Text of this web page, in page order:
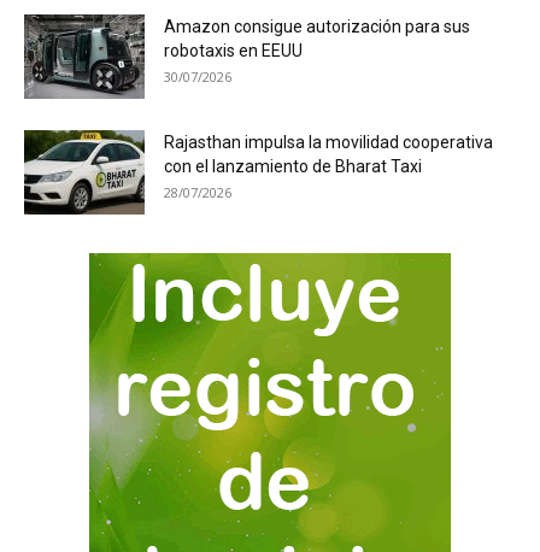
Amazon consigue autorización para sus
robotaxis en EEUU
30/07/2026
Rajasthan impulsa la movilidad cooperativa
con el lanzamiento de Bharat Taxi
28/07/2026